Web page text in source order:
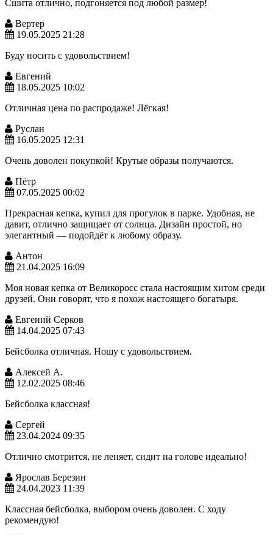
Сшита отлично, подгоняется под любой размер!
Вертер
19.05.2025 21:28
Буду носить с удовольствием!
Евгений
18.05.2025 10:02
Отличная цена по распродаже! Лёгкая!
Руслан
16.05.2025 12:31
Очень доволен покупкой! Крутые образы получаются.
Пётр
07.05.2025 00:02
Прекрасная кепка, купил для прогулок в парке. Удобная, не
давит, отлично защищает от солнца. Дизайн простой, но
элегантный — подойдёт к любому образу.
Антон
21.04.2025 16:09
Моя новая кепка от Великоросс стала настоящим хитом среди
друзей. Они говорят, что я похож настоящего богатыря.
Евгений Серков
14.04.2025 07:43
Бейсболка отличная. Ношу с удовольствием.
Алексей А.
12.02.2025 08:46
Бейсболка классная!
Сергей
23.04.2024 09:35
Отлично смотрится, не леняет, сидит на голове идеально!
Ярослав Березин
24.04.2023 11:39
Классная бейсболка, выбором очень доволен. С ходу
рекомендую!